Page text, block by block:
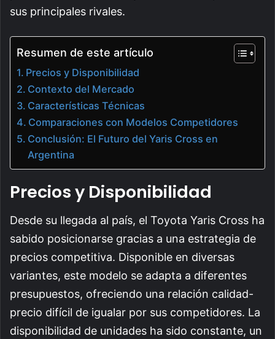
sus principales rivales.
Resumen de este artículo
Precios y Disponibilidad
Contexto del Mercado
Características Técnicas
Comparaciones con Modelos Competidores
Conclusión: El Futuro del Yaris Cross en
Argentina
Precios y Disponibilidad
Desde su llegada al país, el Toyota Yaris Cross ha
sabido posicionarse gracias a una estrategia de
precios competitiva. Disponible en diversas
variantes, este modelo se adapta a diferentes
presupuestos, ofreciendo una relación calidad-
precio difícil de igualar por sus competidores. La
disponibilidad de unidades ha sido constante, un